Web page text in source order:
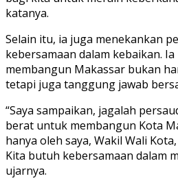
katanya.
Selain itu, ia juga menekankan
kebersamaan dalam kebaikan.
membangun Makassar bukan
tetapi juga tanggung jawab
“Saya sampaikan, jagalah
berat untuk membangun Kota
hanya oleh saya, Wakil Wali
Kita butuh kebersamaan dalam
ujarnya.